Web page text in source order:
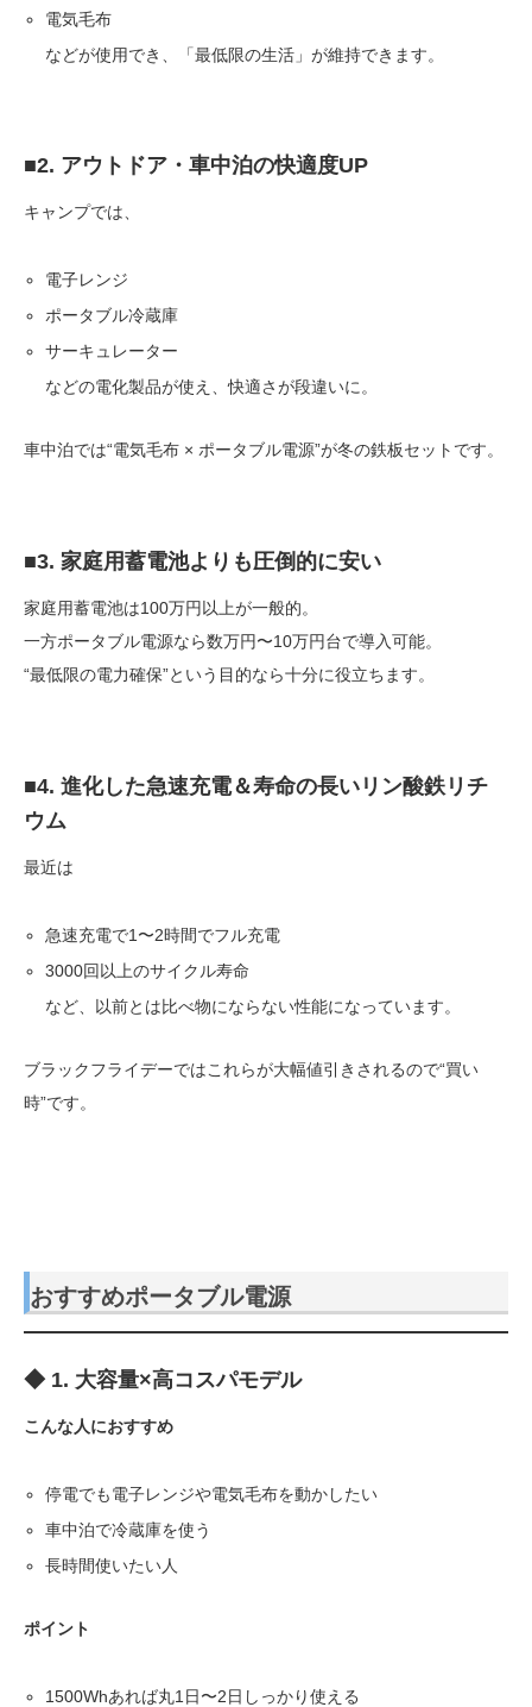
電気毛布
などが使用でき、「最低限の生活」が維持できます。
■2. アウトドア・車中泊の快適度UP
キャンプでは、
電子レンジ
ポータブル冷蔵庫
サーキュレーター
などの電化製品が使え、快適さが段違いに。
車中泊では“電気毛布 × ポータブル電源”が冬の鉄板セットです。
■3. 家庭用蓄電池よりも圧倒的に安い
家庭用蓄電池は100万円以上が一般的。
一方ポータブル電源なら数万円〜10万円台で導入可能。
“最低限の電力確保”という目的なら十分に役立ちます。
■4. 進化した急速充電＆寿命の長いリン酸鉄リチ
ウム
最近は
急速充電で1〜2時間でフル充電
3000回以上のサイクル寿命
など、以前とは比べ物にならない性能になっています。
ブラックフライデーではこれらが大幅値引きされるので“買い
時”です。
おすすめポータブル電源
◆ 1. 大容量×高コスパモデル
こんな人におすすめ
停電でも電子レンジや電気毛布を動かしたい
車中泊で冷蔵庫を使う
長時間使いたい人
ポイント
1500Whあれば丸1日〜2日しっかり使える